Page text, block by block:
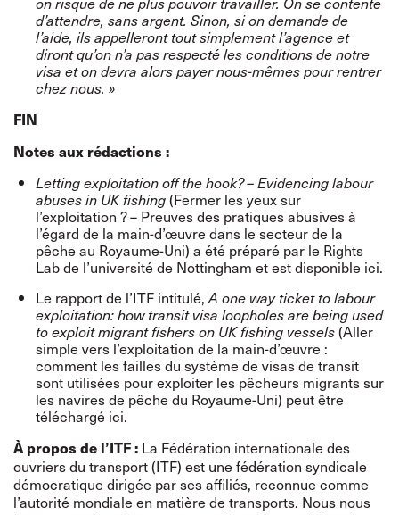
d’attendre, sans argent. Sinon, si on demande de
l’aide, ils appelleront tout simplement l’agence et
diront qu’on n’a pas respecté les conditions de notre
visa et on devra alors payer nous-mêmes pour rentrer
chez nous. »
FIN
Notes aux rédactions :
Letting exploitation off the hook? – Evidencing labour
abuses in UK fishing(Fermer les yeux sur
l’exploitation ? – Preuves des pratiques abusives à
l’égard de la main-d’œuvre dans le secteur de la
pêche au Royaume-Uni) a été préparé par le Rights
Lab de l’université de Nottingham et estdisponible ici.
Le rapport de l’ITF intitulé,A one way ticket to labour
exploitation: how transit visa loopholes are being used
to exploit migrant fishers on UK fishing vessels(Aller
simple vers l’exploitation de la main-d’œuvre :
comment les failles du système de visas de transit
sont utilisées pour exploiter les pêcheurs migrants sur
les navires de pêche du Royaume-Uni) peut être
téléchargé ici.
À propos de l’ITF : La Fédération internationale des
ouvriers du transport (ITF) est une fédération syndicale
démocratique dirigée par ses affiliés, reconnue comme
l’autorité mondiale en matière de transports. Nous nous